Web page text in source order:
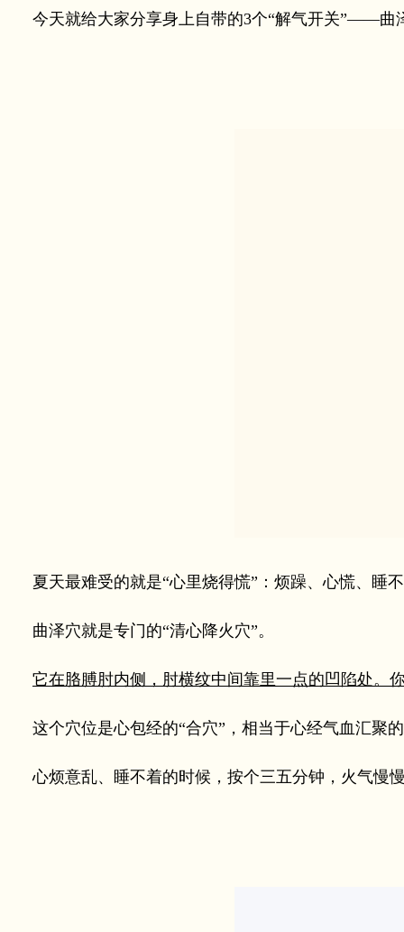
今天就给大家分享身上自带的3个“解气开关”——曲
夏天最难受的就是“心里烧得慌”：烦躁、心慌、睡
曲泽穴就是专门的“清心降火穴”。
它在胳膊肘内侧，肘横纹中间靠里一点的凹陷处。
这个穴位是心包经的“合穴”，相当于心经气血汇聚的
心烦意乱、睡不着的时候，按个三五分钟，火气慢